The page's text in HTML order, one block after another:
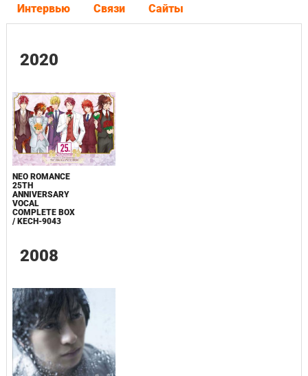
Интервью Связи Сайты
2020
NEO ROMANCE
25TH
ANNIVERSARY
VOCAL
COMPLETE BOX
/ KECH-9043
2008